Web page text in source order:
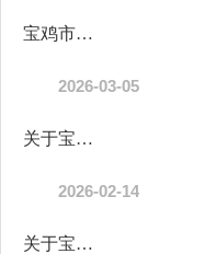
宝鸡市陈仓区人民政府办公室（汇总）2026年部门预算公开说明
2026-03-05
关于宝鸡市陈仓区2025年区级预算执行情况和2026年区级预算（草案）...
2026-02-14
关于宝鸡市陈仓区2025年区级预算调整方案（草案）的报告